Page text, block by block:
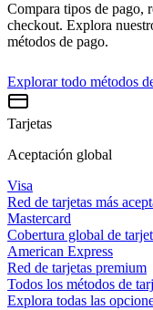
Compara tipos de pago,
checkout. Explora
métodos de pago.
Explorar todo métodos
Tarjetas
Aceptación global
Visa
Red de tarjetas más
Mastercard
Cobertura global de
American Express
Red de tarjetas premium
Todos los métodos de
Explora todas las